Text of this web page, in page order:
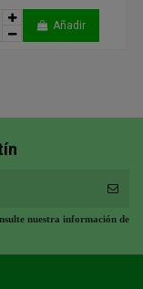
Añadir
nuestra información de